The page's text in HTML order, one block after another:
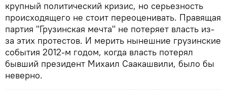
крупный политический кризис, но серьезность
происходящего не стоит переоценивать. Правящая
партия "Грузинская мечта" не потеряет власть из-
за этих протестов. И мерить нынешние грузинские
события 2012-м годом, когда власть потерял
бывший президент Михаил Саакашвили, было бы
неверно.